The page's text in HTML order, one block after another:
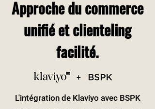
Approche du commerce
unifié et clienteling
facilité.
L'intégration de Klaviyo avec BSPK